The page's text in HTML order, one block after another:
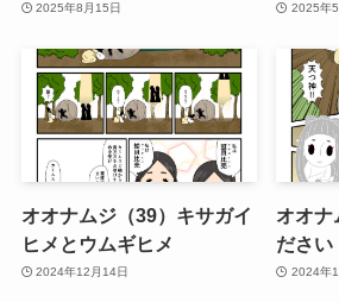
2025年8月15日 2025年
オオナムジ（39）キサガイ
ヒメとウムギヒメ
2024年12月14日
オオナ
ださい
2024年